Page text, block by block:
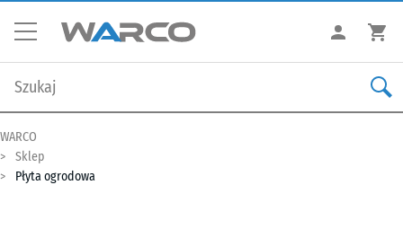
WARCO
Sklep
Płyta ogrodowa